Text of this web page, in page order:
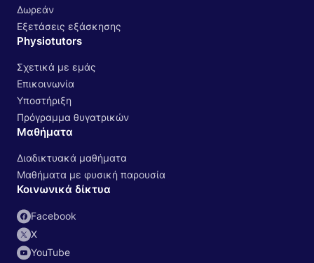
Δωρεάν
Εξετάσεις εξάσκησης
Physiotutors
Σχετικά με εμάς
Επικοινωνία
Υποστήριξη
Πρόγραμμα θυγατρικών
Μαθήματα
Διαδικτυακά μαθήματα
Μαθήματα με φυσική παρουσία
Κοινωνικά δίκτυα
Facebook
Χ
YouTube